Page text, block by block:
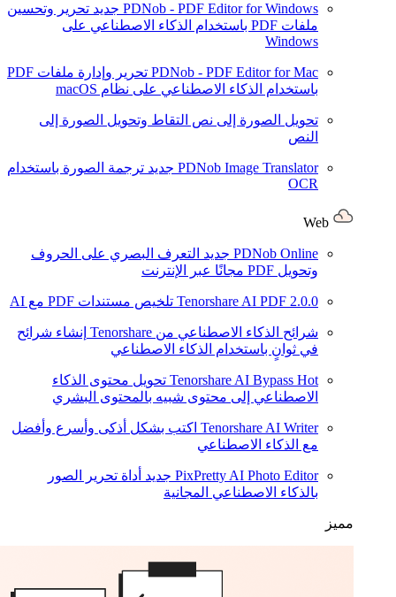
PDNob - PDF Editor for Windows جديد تحرير وتحسين
ملفات PDF باستخدام الذكاء الاصطناعي على
Windows
PDNob - PDF Editor for Mac
تحرير وإدارة ملفات PDF
باستخدام الذكاء الاصطناعي على نظام macOS
تحويل الصورة إلى نص التقاط وتحويل الصورة إلى
النص
PDNob Image Translator جديد ترجمة الصورة باستخدام
OCR
PDNob Online جديد التعرف البصري على الحروف
وتحويل PDF مجانًا عبر الإنترنت
Tenorshare AI PDF 2.0.0 تلخيص مستندات PDF مع AI
شرائح الذكاء الاصطناعي من Tenorshare
إنشاء شرائح
في ثوانٍ باستخدام الذكاء الاصطناعي
Tenorshare AI Bypass Hot
تحويل محتوى الذكاء
الاصطناعي إلى محتوى شبيه بالمحتوى البشري
Tenorshare AI Writer اكتب بشكل أذكى وأسرع وأفضل
مع الذكاء الاصطناعي
PixPretty AI Photo Editor جديد أداة تحرير الصور
بالذكاء الاصطناعي المجانية
مميز